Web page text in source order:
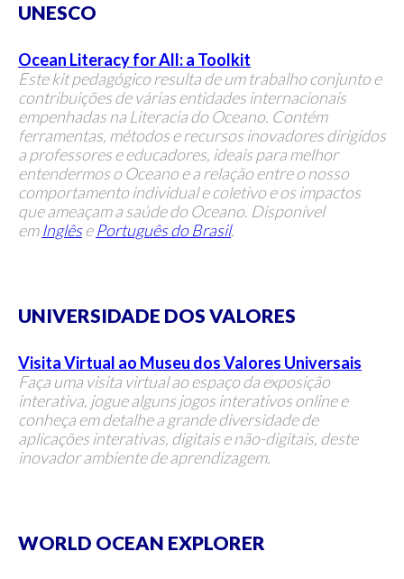
UNESCO
Ocean Literacy for All: a Toolkit
Este kit pedagógico resulta de um trabalho conjunto e
contribuições de várias entidades internacionais
empenhadas na Literacia do Oceano. Contém
ferramentas, métodos e recursos inovadores dirigidos
a professores e educadores, ideais para melhor
entendermos o Oceano ea relação entre o nosso
comportamento individual e coletivo e os impactos
que ameaçam a saúde do Oceano. Disponível
emInglêsePortuguês do Brasil.
UNIVERSIDADE DOS VALORES
Visita Virtual ao Museu dos Valores Universais
Faça uma visita virtual ao espaço da exposição
interativa, jogue alguns jogos interativos online e
conheça em detalhe a grande diversidade de
aplicações interativas, digitais e não-digitais, deste
inovador ambiente de aprendizagem.
WORLD OCEAN EXPLORER